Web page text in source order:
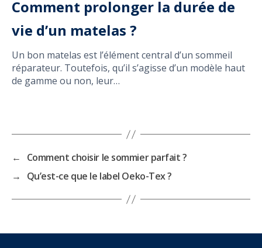
Comment prolonger la durée de
vie d’un matelas ?
Un bon matelas est l’élément central d’un sommeil
réparateur. Toutefois, qu’il s’agisse d’un modèle haut
de gamme ou non, leur…
←
Comment choisir le sommier parfait ?
→
Qu’est-ce que le label Oeko-Tex ?